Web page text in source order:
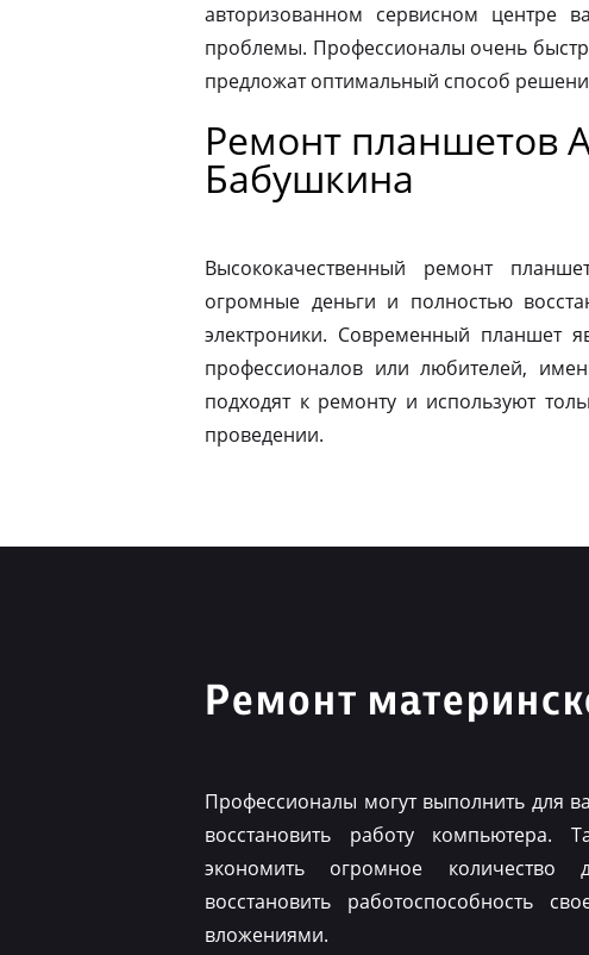
авторизованном сервисном центре
проблемы. Профессионалы очень
предложат оптимальный способ
Ремонт планшетов
Бабушкина
Высококачественный ремонт
огромные деньги и полностью
электроники. Современный планшет
профессионалов или любителей,
подходят к ремонту и используют
проведении.
Ремонт
Профессионалы могут выполнить для
восстановить работу компьютера.
экономить огромное
восстановить работоспособность
вложениями.